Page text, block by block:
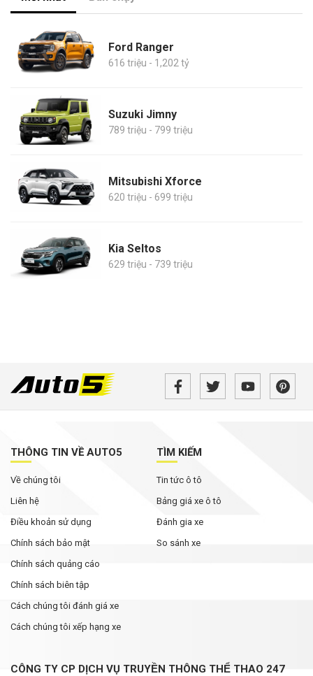
Ford Ranger
616 triệu - 1,202 tỷ
Suzuki Jimny
789 triệu - 799 triệu
Mitsubishi Xforce
620 triệu - 699 triệu
Kia Seltos
629 triệu - 739 triệu
THÔNG TIN VỀ AUTO5
Về chúng tôi
Liên hệ
Điều khoản sử dụng
Chính sách bảo mật
Chính sách quảng cáo
Chính sách biên tập
Cách chúng tôi đánh giá xe
Cách chúng tôi xếp hạng xe
TÌM KIẾM
Tin tức ô tô
Bảng giá xe ô tô
Đánh gia xe
So sánh xe
CÔNG TY CP DỊCH VỤ TRUYỀN THÔNG THỂ THAO 247